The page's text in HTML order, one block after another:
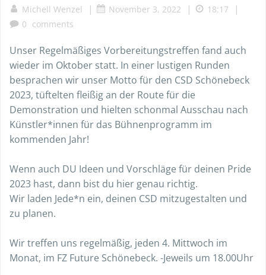
Michell Wenzel | November 3, 2022 | 18:17 |
0 comments
Unser Regelmäßiges Vorbereitungstreffen fand auch
wieder im Oktober statt. In einer lustigen Runden
besprachen wir unser Motto für den CSD Schönebeck
2023, tüftelten fleißig an der Route für die
Demonstration und hielten schonmal Ausschau nach
Künstler*innen für das Bühnenprogramm im
kommenden Jahr!
Wenn auch DU Ideen und Vorschläge für deinen Pride
2023 hast, dann bist du hier genau richtig.
Wir laden Jede*n ein, deinen CSD mitzugestalten und
zu planen.
Wir treffen uns regelmäßig, jeden 4. Mittwoch im
Monat, im FZ Future Schönebeck. -Jeweils um 18.00Uhr